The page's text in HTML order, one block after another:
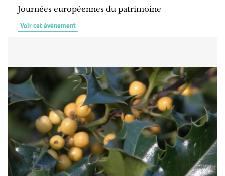
Journées européennes du patrimoine
Voir cet événement